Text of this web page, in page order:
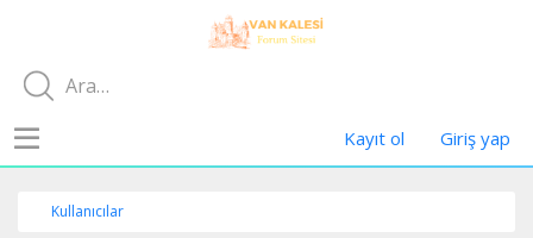
Kayıt ol Giriş yap
Kullanıcılar